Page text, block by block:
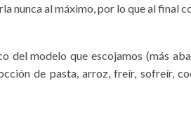
nunca al máximo, por lo que al final
del modelo que escojamos (más
de pasta, arroz, freír, sofreír,